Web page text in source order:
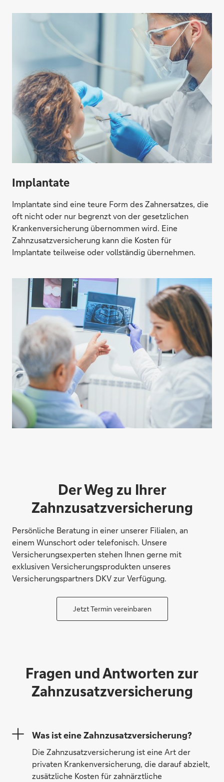
Implantate
Implantate sind eine teure Form des Zahnersatzes, die
oft nicht oder nur begrenzt von der gesetzlichen
Krankenversicherung übernommen wird. Eine
Zahnzusatzversicherung kann die Kosten für
Implantate teilweise oder vollständig übernehmen.
Der Weg zu Ihrer
Zahnzusatzversicherung
Persönliche Beratung in einer unserer Filialen, an
einem Wunschort oder telefonisch. Unsere
Versicherungsexperten stehen Ihnen gerne mit
exklusiven Versicherungsprodukten unseres
Versicherungspartners DKV zur Verfügung.
Jetzt Termin vereinbaren
Fragen und Antworten zur
Zahnzusatzversicherung
Was ist eine Zahnzusatzversicherung?
Die Zahnzusatzversicherung ist eine Art der
privaten Krankenversicherung, die darauf abzielt,
zusätzliche Kosten für zahnärztliche